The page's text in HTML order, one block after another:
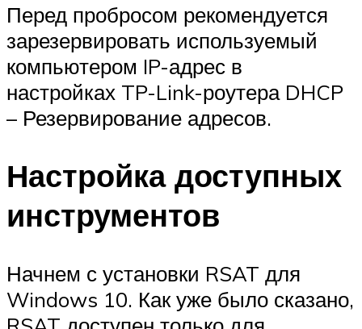
Перед пробросом рекомендуется
зарезервировать используемый
компьютером IP-адрес в
настройках TP-Link-роутера DHCP
– Резервирование адресов.
Настройка доступных
инструментов
Начнем с установки RSAT для
Windows 10. Как уже было сказано,